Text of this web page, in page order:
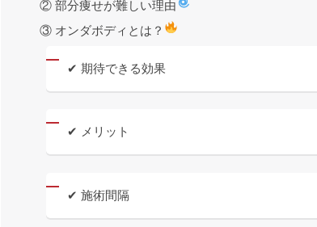
② 部分痩せが難しい理由
③ オンダボディとは？
✔ 期待できる効果
✔ メリット
✔ 施術間隔